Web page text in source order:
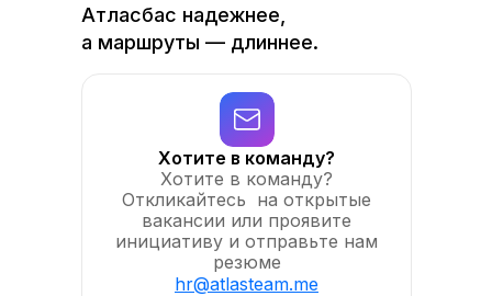
Атласбас надежнее,
а маршруты — длиннее.
Хотите в команду?
Хотите в команду?
Откликайтесь на открытые
вакансии или проявите
инициативу и отправьте нам
резюме
hr@atlasteam.me